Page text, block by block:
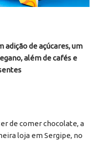
adição de açúcares, um
além de cafés e
de comer chocolate, a
loja em Sergipe, no